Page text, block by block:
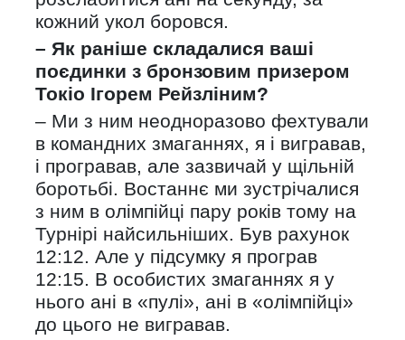
кожний укол боровся.
– Як раніше складалися ваші
поєдинки з бронзовим призером
Токіо Ігорем Рейзліним?
– Ми з ним неодноразово фехтували
в командних змаганнях, я і вигравав,
і програвав, але зазвичай у щільній
боротьбі. Востаннє ми зустрічалися
з ним в олімпійці пару років тому на
Турнірі найсильніших. Був рахунок
12:12. Але у підсумку я програв
12:15. В особистих змаганнях я у
нього ані в «пулі», ані в «олімпійці»
до цього не вигравав.